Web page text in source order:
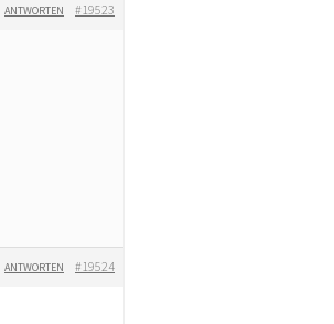
#19523
ANTWORTEN
#19524
ANTWORTEN